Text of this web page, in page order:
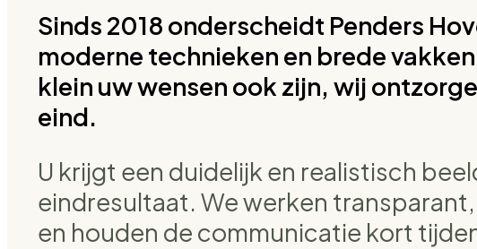
Sinds 2018 onderscheidt Penders
moderne technieken en brede
klein uw wensen ook zijn, wij
eind.
U krijgt een duidelijk en realistisch
eindresultaat. We werken
en houden de communicatie kort